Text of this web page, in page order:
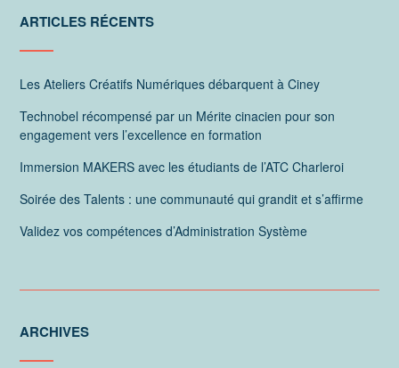
ARTICLES RÉCENTS
Les Ateliers Créatifs Numériques débarquent à Ciney
Technobel récompensé par un Mérite cinacien pour son
engagement vers l’excellence en formation
Immersion MAKERS avec les étudiants de l’ATC Charleroi
Soirée des Talents : une communauté qui grandit et s’affirme
Validez vos compétences d’Administration Système
ARCHIVES